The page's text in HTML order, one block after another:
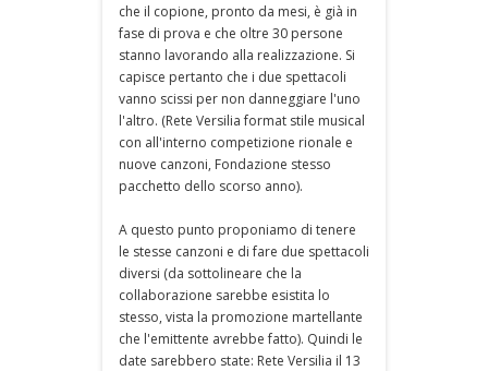
che il copione, pronto da mesi, è già in
fase di prova e che oltre 30 persone
stanno lavorando alla realizzazione. Si
capisce pertanto che i due spettacoli
vanno scissi per non danneggiare l'uno
l'altro. (Rete Versilia format stile musical
con all'interno competizione rionale e
nuove canzoni, Fondazione stesso
pacchetto dello scorso anno).
A questo punto proponiamo di tenere
le stesse canzoni e di fare due spettacoli
diversi (da sottolineare che la
collaborazione sarebbe esistita lo
stesso, vista la promozione martellante
che l'emittente avrebbe fatto). Quindi le
date sarebbero state: Rete Versilia il 13